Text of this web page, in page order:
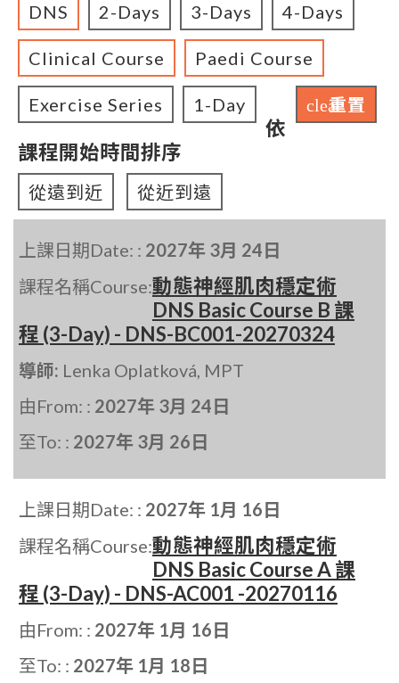
DNS 2-Days 3-Days 4-Days
Clinical Course Paedi Course
Exercise Series 1-Day clear重置
依
課程開始時間排序
從遠到近 從近到遠
上課日期Date: : 2027年 3月 24日
課程名稱Course:動態神經肌肉穩定術
DNS Basic Course B 課
程 (3-Day) - DNS-BC001-20270324
導師: Lenka Oplatková, MPT
由From: : 2027年 3月 24日
至To: : 2027年 3月 26日
上課日期Date: : 2027年 1月 16日
課程名稱Course:動態神經肌肉穩定術
DNS Basic Course A 課
程 (3-Day) - DNS-AC001 -20270116
由From: : 2027年 1月 16日
至To: : 2027年 1月 18日